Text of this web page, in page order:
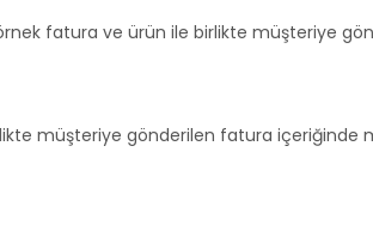
fatura ve ürün ile birlikte müşteriye
müşteriye gönderilen fatura içeriğinde